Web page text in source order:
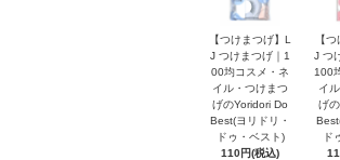
【つけまつげ】L
J つけまつげ｜1
00均コスメ・ネ
イル・つけまつ
げのYoridori Do
Best(ヨリドリ・
ドゥ・ベスト)
110円(税込)
【
J つ
100
イ
げ
ド